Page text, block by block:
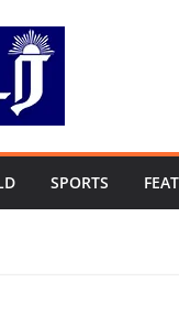
SPORTS